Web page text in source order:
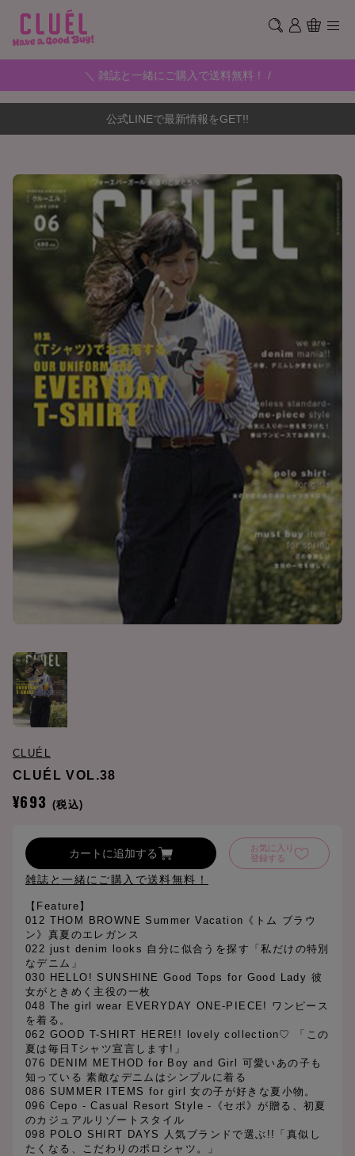
＼ 雑誌と一緒にご購入で送料無料！ /
公式LINEで最新情報をGET!!
CLUÉL
CLUÉL VOL.38
¥693 (税込)
カートに追加する
お気に入り
登録する
雑誌と一緒にご購入で送料無料！
【Feature】
012 THOM BROWNE Summer Vacation《トム ブラウ
ン》真夏のエレガンス
022 just denim looks 自分に似合うを探す「私だけの特別
なデニム」
030 HELLO! SUNSHINE Good Tops for Good Lady 彼
女がときめく主役の一枚
048 The girl wear EVERYDAY ONE-PIECE! ワンピース
を着る。
062 GOOD T-SHIRT HERE!! lovely collection♡ 「この
夏は毎日Tシャツ宣言します!」
076 DENIM METHOD for Boy and Girl 可愛いあの子も
知っている 素敵なデニムはシンプルに着る
086 SUMMER ITEMS for girl 女の子が好きな夏小物。
096 Cepo - Casual Resort Style -《セポ》が贈る、初夏
のカジュアルリゾートスタイル
098 POLO SHIRT DAYS 人気ブランドで選ぶ!!「真似し
たくなる、こだわりのポロシャツ。」